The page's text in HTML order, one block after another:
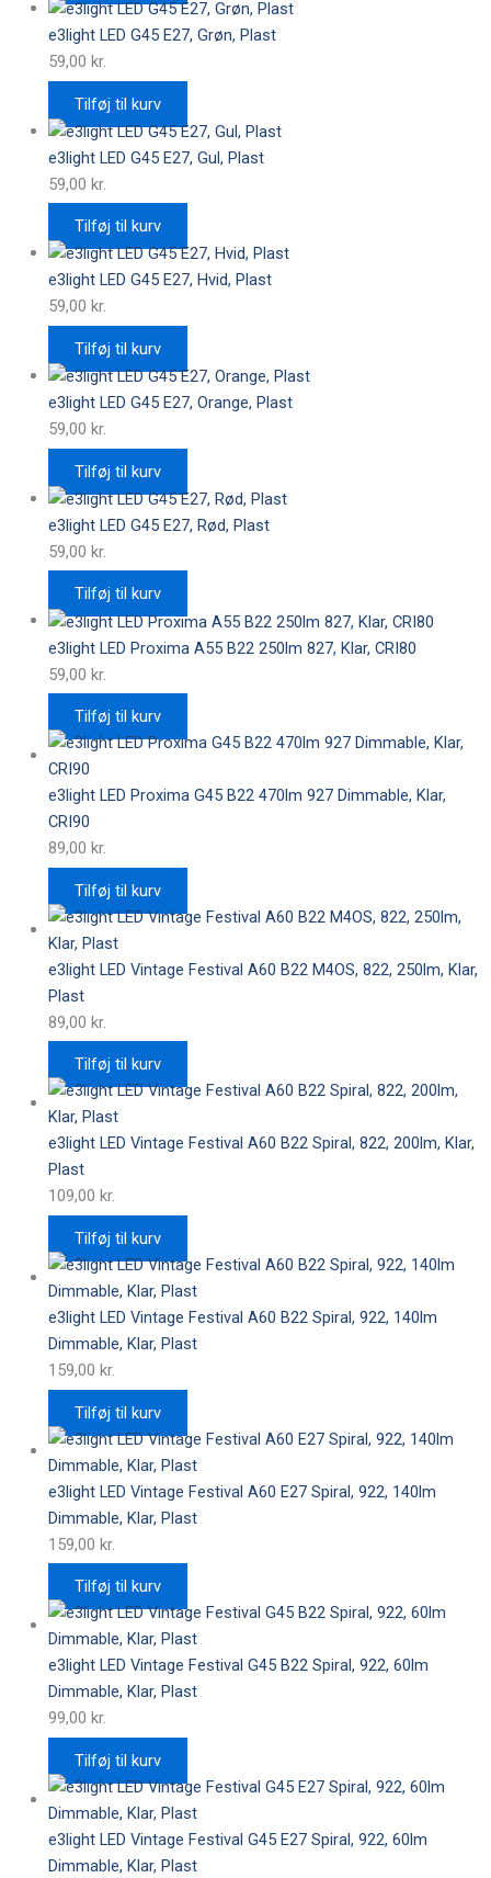
e3light LED G45 E27, Grøn, Plast
59,00 kr.
Tilføj til kurv
e3light LED G45 E27, Gul, Plast
59,00 kr.
Tilføj til kurv
e3light LED G45 E27, Hvid, Plast
59,00 kr.
Tilføj til kurv
e3light LED G45 E27, Orange, Plast
59,00 kr.
Tilføj til kurv
e3light LED G45 E27, Rød, Plast
59,00 kr.
Tilføj til kurv
e3light LED Proxima A55 B22 250lm 827, Klar, CRI80
59,00 kr.
Tilføj til kurv
e3light LED Proxima G45 B22 470lm 927 Dimmable, Klar,
CRI90
89,00 kr.
Tilføj til kurv
e3light LED Vintage Festival A60 B22 M4OS, 822, 250lm, Klar,
Plast
89,00 kr.
Tilføj til kurv
e3light LED Vintage Festival A60 B22 Spiral, 822, 200lm, Klar,
Plast
109,00 kr.
Tilføj til kurv
e3light LED Vintage Festival A60 B22 Spiral, 922, 140lm
Dimmable, Klar, Plast
159,00 kr.
Tilføj til kurv
e3light LED Vintage Festival A60 E27 Spiral, 922, 140lm
Dimmable, Klar, Plast
159,00 kr.
Tilføj til kurv
e3light LED Vintage Festival G45 B22 Spiral, 922, 60lm
Dimmable, Klar, Plast
99,00 kr.
Tilføj til kurv
e3light LED Vintage Festival G45 E27 Spiral, 922, 60lm
Dimmable, Klar, Plast